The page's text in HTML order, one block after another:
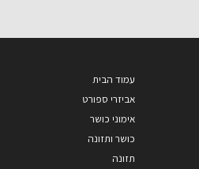
עמוד הבית
אביזרי ספורט
אימוני כושר
כושר ותזונה
תזונה